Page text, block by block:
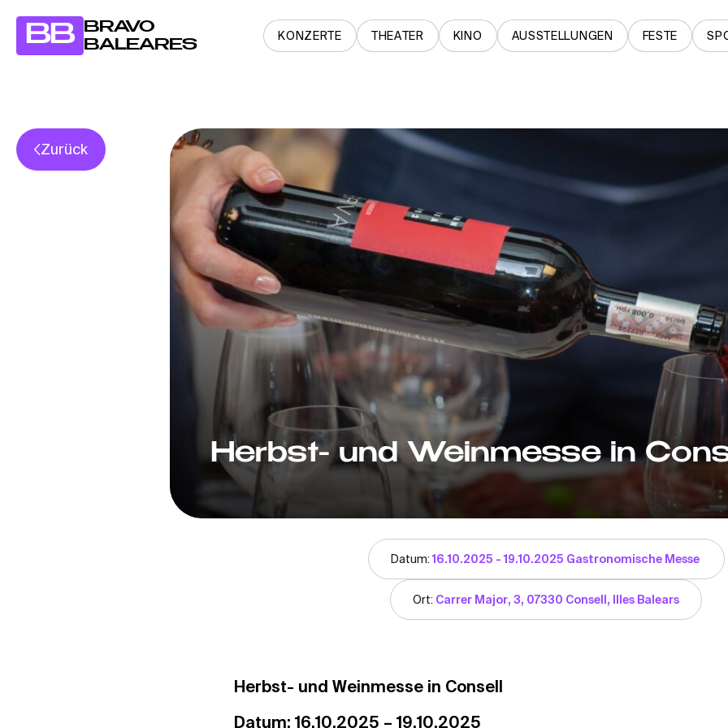
BB
BRAVO
BALEARES
KONZERTE THEATER KINO AUSSTELLUNGEN FESTE
Zurück
Herbst- und Weinmesse in
Datum:16.10.2025 - 19.10.2025 Gastronomische Messe
Ort: Carrer Major, 3, 07330 Consell, Illes Balears
Herbst- und Weinmesse in Consell
Datum: 16.10.2025 – 19.10.2025